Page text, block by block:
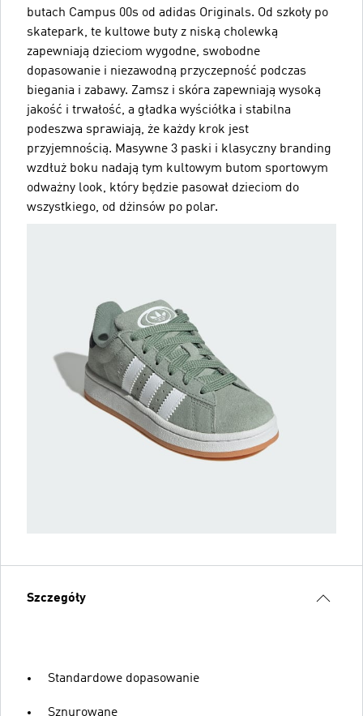
butach Campus 00s od adidas Originals. Od szkoły po
skatepark, te kultowe buty z niską cholewką
zapewniają dzieciom wygodne, swobodne
dopasowanie i niezawodną przyczepność podczas
biegania i zabawy. Zamsz i skóra zapewniają wysoką
jakość i trwałość, a gładka wyściółka i stabilna
podeszwa sprawiają, że każdy krok jest
przyjemnością. Masywne 3 paski i klasyczny branding
wzdłuż boku nadają tym kultowym butom sportowym
odważny look, który będzie pasował dzieciom do
wszystkiego, od dżinsów po polar.
Szczegóły
Standardowe dopasowanie
Sznurowane